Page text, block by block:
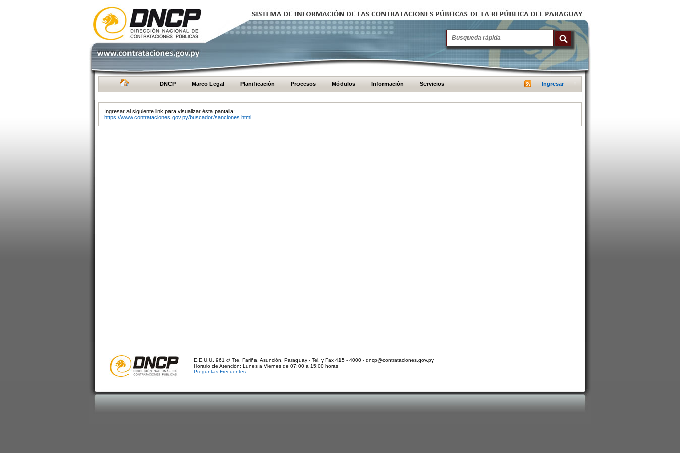
DNCP Marco Legal Planificación Procesos Módulos Información Servicios Ingresar
Ingresar al siguiente link para visualizar ésta pantalla:
https://www.contrataciones.gov.py/buscador/sanciones.html
E.E.U.U. 961 c/ Tte. Fariña. Asunción, Paraguay - Tel. y Fax 415 - 4000 - dncp@contrataciones.gov.py
Horario de Atención: Lunes a Viernes de 07:00 a 15:00 horas
Preguntas Frecuentes